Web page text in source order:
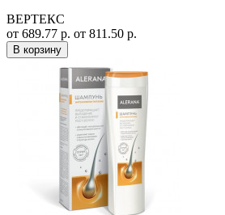
ВЕРТЕКС
от 689.77 р. от 811.50 р.
В корзину